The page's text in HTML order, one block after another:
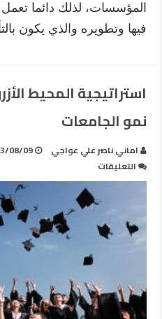
المؤسسات، لذلك دائما
فيها وتطويره والذي يكون
استراتيجية المحيط
نمو الجامعات
اماني ناصر علي عواجي 08/09
التعليقات
استراتيجية
المحيط
الأزرق
ودورها
في
الجامعات
مغلقة